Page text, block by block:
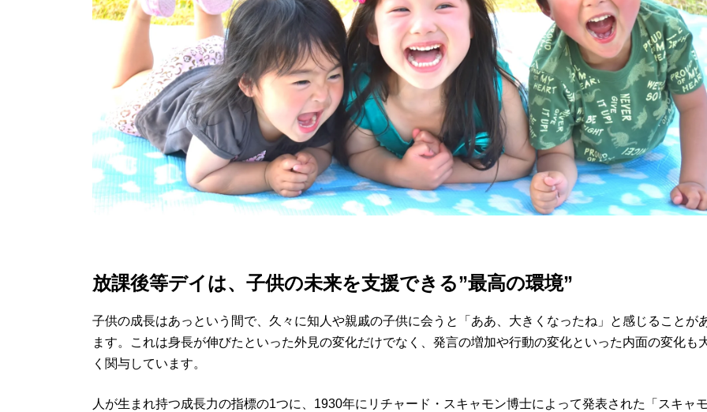
放課後等デイは、子供の未来を支援できる”最高の環境”
子供の成長はあっという間で、久々に知人や親戚の子供に会うと「ああ、大きくなったね」と感じることが
ます。これは身長が伸びたといった外見の変化だけでなく、発言の増加や行動の変化といった内面の変化も
く関与しています。
人が生まれ持つ成長力の指標の1つに、1930年にリチャード・スキャモン博士によって発表された「スキャ